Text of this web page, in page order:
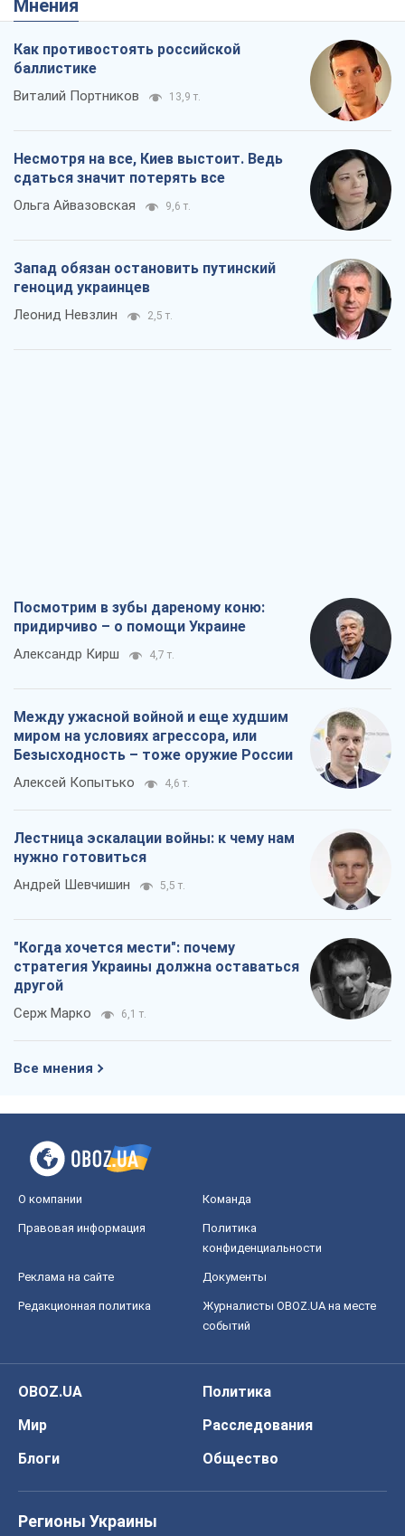
Мнения
Как противостоять российской
баллистике
Виталий Портников 13,9 т.
Несмотря на все, Киев выстоит. Ведь
сдаться значит потерять все
Ольга Айвазовская 9,6 т.
Запад обязан остановить путинский
геноцид украинцев
Леонид Невзлин 2,5 т.
Посмотрим в зубы дареному коню:
придирчиво – о помощи Украине
Александр Кирш 4,7 т.
Между ужасной войной и еще худшим
миром на условиях агрессора, или
Безысходность – тоже оружие России
Алексей Копытько 4,6 т.
Лестница эскалации войны: к чему нам
нужно готовиться
Андрей Шевчишин 5,5 т.
"Когда хочется мести": почему
стратегия Украины должна оставаться
другой
Серж Марко 6,1 т.
Все мнения
О компании Команда
Правовая информация
Политика
конфиденциальности
Реклама на сайте Документы
Редакционная политика
Журналисты OBOZ.UA на месте
событий
OBOZ.UA
Политика
Мир
Расследования
Блоги
Общество
Регионы Украины